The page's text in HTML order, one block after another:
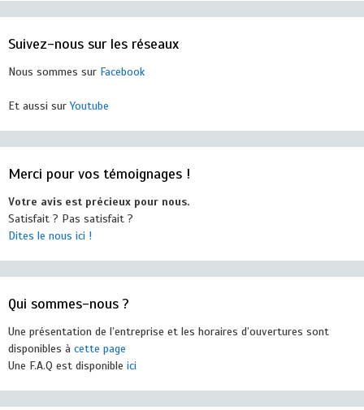
Suivez-nous sur les réseaux
Nous sommes sur Facebook
Et aussi surYoutube
Merci pour vos témoignages !
Votre avis est précieux pour nous.
Satisfait ? Pas satisfait ?
Dites le nous ici !
Qui sommes-nous ?
Une présentation de l’entreprise et les horaires d’ouvertures sont
disponibles à cette page
Une F.A.Q est disponible ici